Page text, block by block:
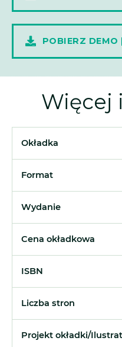
POBIERZ DEMO
Więcej
Okładka
Format
Wydanie
Cena okładkowa
ISBN
Liczba stron
Projekt okładki/